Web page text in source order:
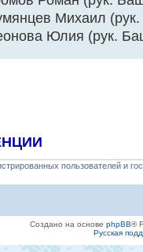
Михаил
Юлия (рук.
пользователей и
Создано на основе phpBB®
Русская